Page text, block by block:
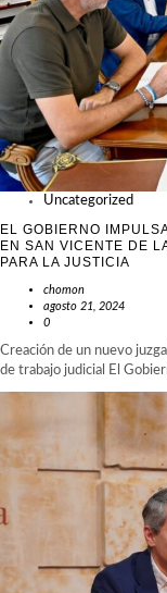
Uncategorized
EL GOBIERNO
EN SAN VICENTE DE
PARA LA JUSTICIA
chomon
agosto 21, 2024
0
Creación de un nuevo
de trabajo judicial El